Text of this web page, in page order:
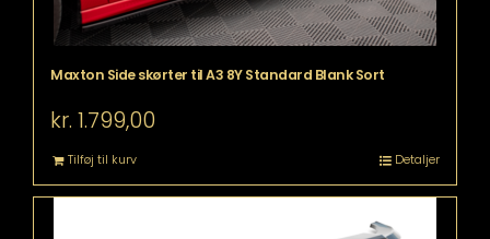
Maxton Side skørter til A3 8Y Standard Blank Sort
kr. 1.799,00
Tilføj til kurv Detaljer